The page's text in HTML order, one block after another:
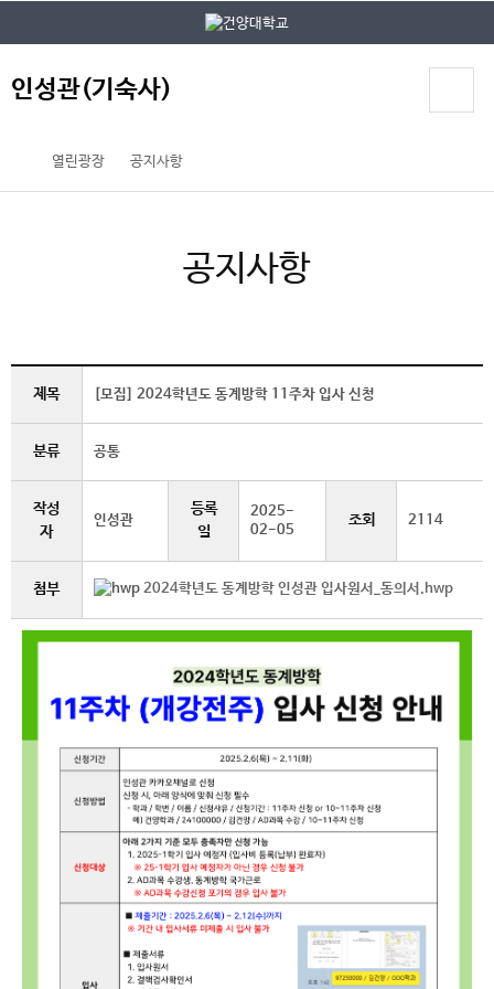
인성관(기숙사)
열린광장 공지사항
공지사항
제목 [모집] 2024학년도 동계방학 11주차 입사 신청
분류 공통
작성
자
인성관
등록
일
2025-
02-05
조회 2114
첨부 2024학년도 동계방학 인성관 입사원서_동의서.hwp